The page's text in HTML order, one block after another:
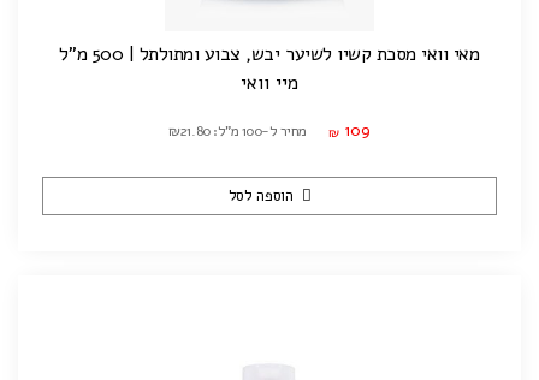
מאי וואי מסכת קשיו לשיער יבש, צבוע ומתולתל | 500 מ"ל
מיי וואי
₪ 109 מחיר ל-100 מ"ל: ₪21.80
הוספה לסל